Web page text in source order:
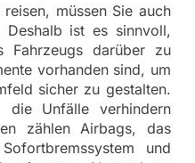
müssen Sie auch
ist es sinnvoll,
darüber zu
vorhanden sind, um
sicher zu gestalten.
die Unfälle verhindern
zählen Airbags, das
und